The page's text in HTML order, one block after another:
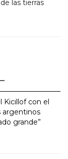
las tierras
Kicillof con el
argentinos
grande”